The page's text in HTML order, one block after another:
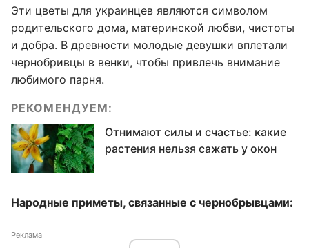
Эти цветы для украинцев являются символом
родительского дома, материнской любви, чистоты
и добра. В древности молодые девушки вплетали
чернобривцы в венки, чтобы привлечь внимание
любимого парня.
РЕКОМЕНДУЕМ:
Отнимают силы и счастье: какие
растения нельзя сажать у окон
Народные приметы, связанные с чернобрывцами:
Реклама